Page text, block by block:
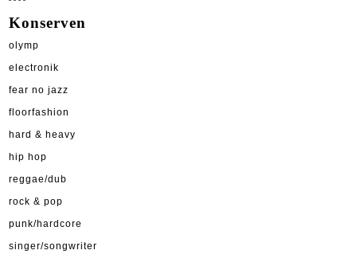
Konserven
olymp
electronik
fear no jazz
floorfashion
hard & heavy
hip hop
reggae/dub
rock & pop
punk/hardcore
singer/songwriter